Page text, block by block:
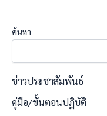
ค้นหา
ข่าวประชาสัมพันธ์
คู่มือ/ขั้นตอนปฏิบัติ